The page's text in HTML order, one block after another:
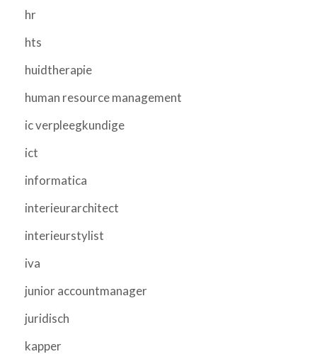
hr
hts
huidtherapie
human resource management
ic verpleegkundige
ict
informatica
interieurarchitect
interieurstylist
iva
junior accountmanager
juridisch
kapper